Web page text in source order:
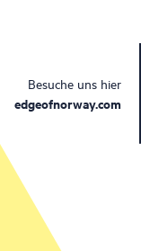
Besuche uns hier
edgeofnorway.com